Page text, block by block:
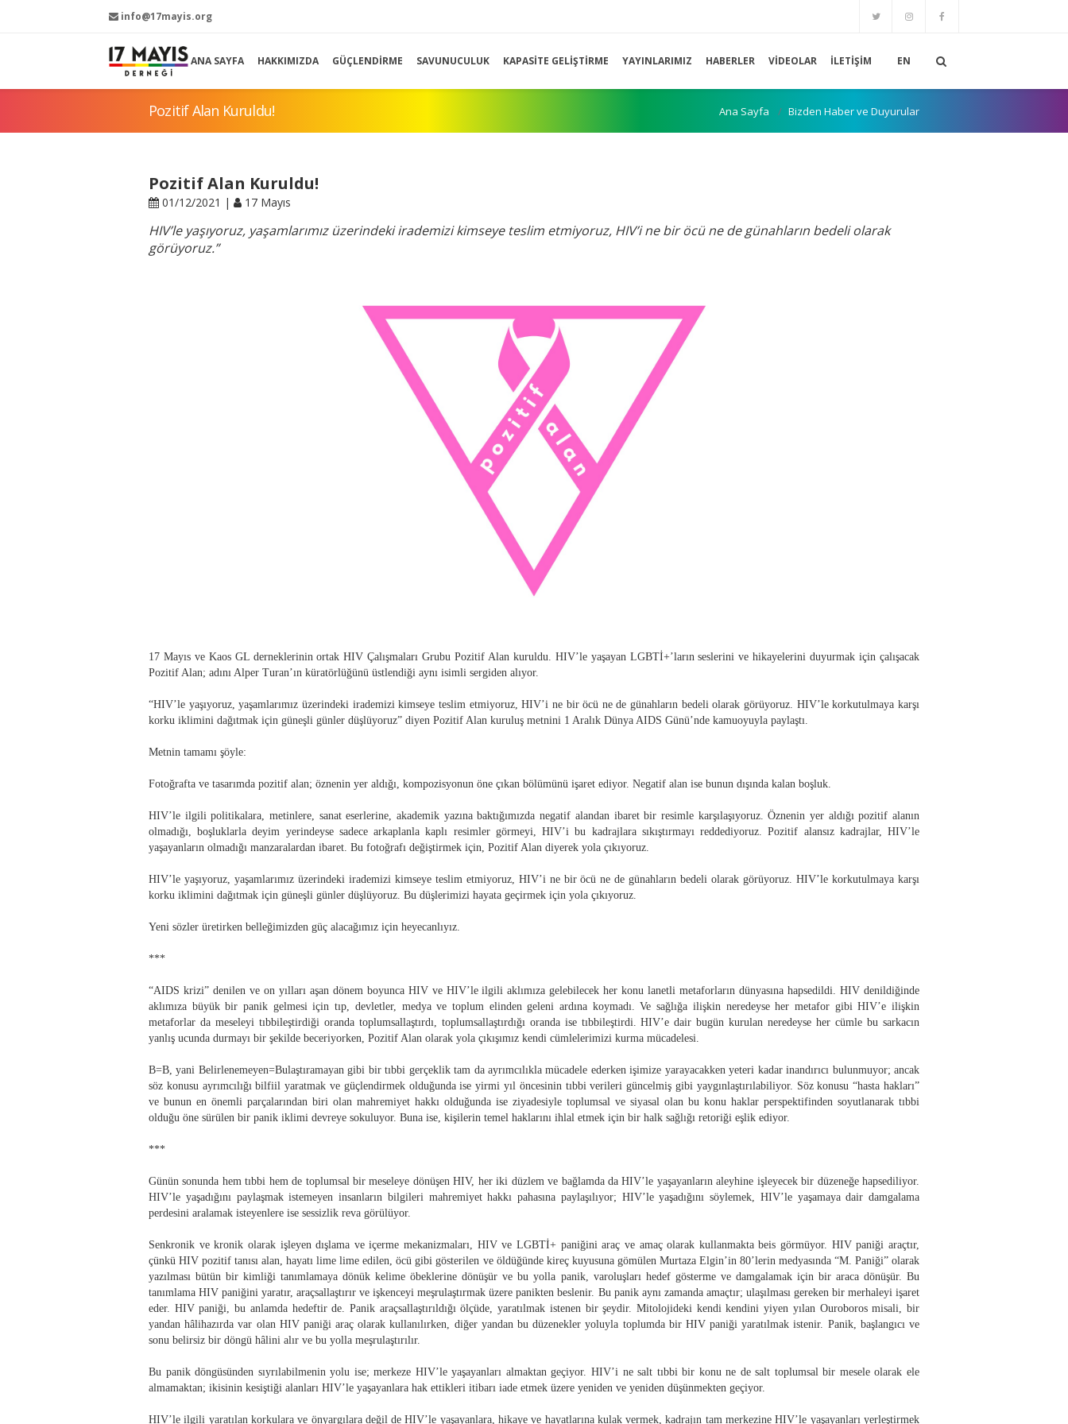
info@17mayis.org
ANA SAYFA HAKKIMIZDA GÜÇLENDIRME SAVUNUCULUK KAPASITE GELIŞTIRME YAYINLARIMIZ HABERLER VIDEOLAR İLETIŞIM EN
Pozitif Alan Kuruldu! Ana Sayfa Bizden Haber ve Duyurular
Pozitif Alan Kuruldu!
01/12/2021 | 17 Mayıs
HIV’le yaşıyoruz, yaşamlarımız üzerindeki irademizi kimseye teslim etmiyoruz, HIV’i ne bir öcü ne de günahların bedeli olarak
görüyoruz.”
17 Mayıs ve Kaos GL derneklerinin ortak HIV Çalışmaları Grubu Pozitif Alan kuruldu. HIV’le yaşayan LGBTİ+’ların seslerini ve hikayelerini duyurmak için çalışacak
Pozitif Alan; adını Alper Turan’ın küratörlüğünü üstlendiği aynı isimli sergiden alıyor.
“HIV’le yaşıyoruz, yaşamlarımız üzerindeki irademizi kimseye teslim etmiyoruz, HIV’i ne bir öcü ne de günahların bedeli olarak görüyoruz. HIV’le korkutulmaya karşı
korku iklimini dağıtmak için güneşli günler düşlüyoruz” diyen Pozitif Alan kuruluş metnini 1 Aralık Dünya AIDS Günü’nde kamuoyuyla paylaştı.
Metnin tamamı şöyle:
Fotoğrafta ve tasarımda pozitif alan; öznenin yer aldığı, kompozisyonun öne çıkan bölümünü işaret ediyor. Negatif alan ise bunun dışında kalan boşluk.
HIV’le ilgili politikalara, metinlere, sanat eserlerine, akademik yazına baktığımızda negatif alandan ibaret bir resimle karşılaşıyoruz. Öznenin yer aldığı pozitif alanın
olmadığı, boşluklarla deyim yerindeyse sadece arkaplanla kaplı resimler görmeyi, HIV’i bu kadrajlara sıkıştırmayı reddediyoruz. Pozitif alansız kadrajlar, HIV’le
yaşayanların olmadığı manzaralardan ibaret. Bu fotoğrafı değiştirmek için, Pozitif Alan diyerek yola çıkıyoruz.
HIV’le yaşıyoruz, yaşamlarımız üzerindeki irademizi kimseye teslim etmiyoruz, HIV’i ne bir öcü ne de günahların bedeli olarak görüyoruz. HIV’le korkutulmaya karşı
korku iklimini dağıtmak için güneşli günler düşlüyoruz. Bu düşlerimizi hayata geçirmek için yola çıkıyoruz.
Yeni sözler üretirken belleğimizden güç alacağımız için heyecanlıyız.
***
“AIDS krizi” denilen ve on yılları aşan dönem boyunca HIV ve HIV’le ilgili aklımıza gelebilecek her konu lanetli metaforların dünyasına hapsedildi. HIV denildiğinde
aklımıza büyük bir panik gelmesi için tıp, devletler, medya ve toplum elinden geleni ardına koymadı. Ve sağlığa ilişkin neredeyse her metafor gibi HIV’e ilişkin
metaforlar da meseleyi tıbbileştirdiği oranda toplumsallaştırdı, toplumsallaştırdığı oranda ise tıbbileştirdi. HIV’e dair bugün kurulan neredeyse her cümle bu sarkacın
yanlış ucunda durmayı bir şekilde beceriyorken, Pozitif Alan olarak yola çıkışımız kendi cümlelerimizi kurma mücadelesi.
B=B, yani Belirlenemeyen=Bulaştıramayan gibi bir tıbbi gerçeklik tam da ayrımcılıkla mücadele ederken işimize yarayacakken yeteri kadar inandırıcı bulunmuyor; ancak
söz konusu ayrımcılığı bilfiil yaratmak ve güçlendirmek olduğunda ise yirmi yıl öncesinin tıbbi verileri güncelmiş gibi yaygınlaştırılabiliyor. Söz konusu “hasta hakları”
ve bunun en önemli parçalarından biri olan mahremiyet hakkı olduğunda ise ziyadesiyle toplumsal ve siyasal olan bu konu haklar perspektifinden soyutlanarak tıbbi
olduğu öne sürülen bir panik iklimi devreye sokuluyor. Buna ise, kişilerin temel haklarını ihlal etmek için bir halk sağlığı retoriği eşlik ediyor.
***
Günün sonunda hem tıbbi hem de toplumsal bir meseleye dönüşen HIV, her iki düzlem ve bağlamda da HIV’le yaşayanların aleyhine işleyecek bir düzeneğe hapsediliyor.
HIV’le yaşadığını paylaşmak istemeyen insanların bilgileri mahremiyet hakkı pahasına paylaşılıyor; HIV’le yaşadığını söylemek, HIV’le yaşamaya dair damgalama
perdesini aralamak isteyenlere ise sessizlik reva görülüyor.
Senkronik ve kronik olarak işleyen dışlama ve içerme mekanizmaları, HIV ve LGBTİ+ paniğini araç ve amaç olarak kullanmakta beis görmüyor. HIV paniği araçtır,
çünkü HIV pozitif tanısı alan, hayatı lime lime edilen, öcü gibi gösterilen ve öldüğünde kireç kuyusuna gömülen Murtaza Elgin’in 80’lerin medyasında “M. Paniği” olarak
yazılması bütün bir kimliği tanımlamaya dönük kelime öbeklerine dönüşür ve bu yolla panik, varoluşları hedef gösterme ve damgalamak için bir araca dönüşür. Bu
tanımlama HIV paniğini yaratır, araçsallaştırır ve işkenceyi meşrulaştırmak üzere panikten beslenir. Bu panik aynı zamanda amaçtır; ulaşılması gereken bir merhaleyi işaret
eder. HIV paniği, bu anlamda hedeftir de. Panik araçsallaştırıldığı ölçüde, yaratılmak istenen bir şeydir. Mitolojideki kendi kendini yiyen yılan Ouroboros misali, bir
yandan hâlihazırda var olan HIV paniği araç olarak kullanılırken, diğer yandan bu düzenekler yoluyla toplumda bir HIV paniği yaratılmak istenir. Panik, başlangıcı ve
sonu belirsiz bir döngü hâlini alır ve bu yolla meşrulaştırılır.
Bu panik döngüsünden sıyrılabilmenin yolu ise; merkeze HIV’le yaşayanları almaktan geçiyor. HIV’i ne salt tıbbi bir konu ne de salt toplumsal bir mesele olarak ele
almamaktan; ikisinin kesiştiği alanları HIV’le yaşayanlara hak ettikleri itibarı iade etmek üzere yeniden ve yeniden düşünmekten geçiyor.
HIV’le ilgili yaratılan korkulara ve önyargılara değil de HIV’le yaşayanlara, hikaye ve hayatlarına kulak vermek, kadrajın tam merkezine HIV’le yaşayanları yerleştirmek